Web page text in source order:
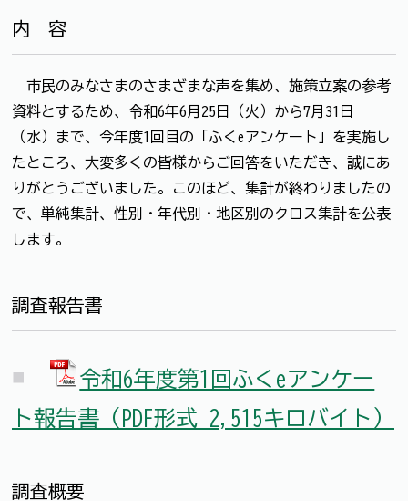
内 容
市民のみなさまのさまざまな声を集め、施策立案の参考
資料とするため、令和6年6月25日（火）から7月31日
（水）まで、今年度1回目の「ふくeアンケート」を実施し
たところ、大変多くの皆様からご回答をいただき、誠にあ
りがとうございました。このほど、集計が終わりましたの
で、単純集計、性別・年代別・地区別のクロス集計を公表
します。
調査報告書
令和6年度第1回ふくeアンケー
ト報告書（PDF形式 2,515キロバイト）
調査概要